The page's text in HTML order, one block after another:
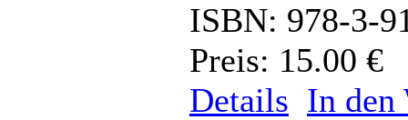
ISBN: 978-3-
Preis: 15.00 €
Details In den